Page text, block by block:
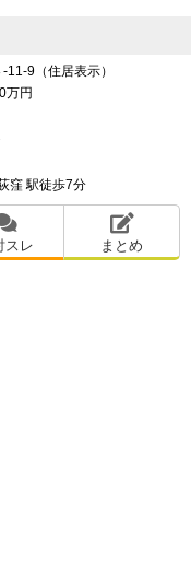
9（住居表示）
万円
窪 駅徒歩7分
スレ まとめ